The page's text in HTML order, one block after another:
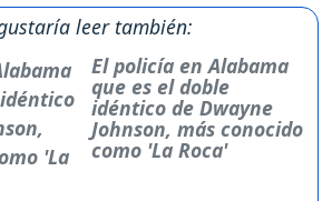
leer también:
El policía en Alabama
que es el doble
idéntico de Dwayne
Johnson, más conocido
como 'La Roca'